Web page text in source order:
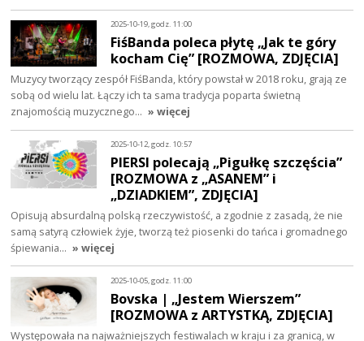
2025-10-19, godz. 11:00
FiśBanda poleca płytę „Jak te góry
kocham Cię” [ROZMOWA, ZDJĘCIA]
Muzycy tworzący zespół FiśBanda, który powstał w 2018 roku, grają ze
sobą od wielu lat. Łączy ich ta sama tradycja poparta świetną
znajomością muzycznego… » więcej
2025-10-12, godz. 10:57
PIERSI polecają „Pigułkę szczęścia”
[ROZMOWA z „ASANEM” i
„DZIADKIEM”, ZDJĘCIA]
Opisują absurdalną polską rzeczywistość, a zgodnie z zasadą, że nie
samą satyrą człowiek żyje, tworzą też piosenki do tańca i gromadnego
śpiewania… » więcej
2025-10-05, godz. 11:00
Bovska | „Jestem Wierszem”
[ROZMOWA z ARTYSTKĄ, ZDJĘCIA]
Występowała na najważniejszych festiwalach w kraju i za granicą, w